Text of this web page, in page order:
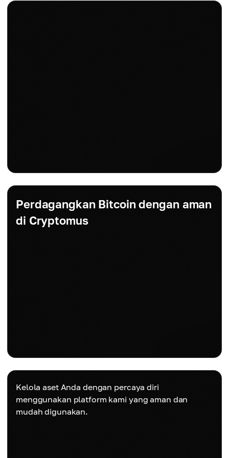
Perdagangkan Bitcoin dengan aman
di Cryptomus
Kelola aset Anda dengan percaya diri
menggunakan platform kami yang aman dan
mudah digunakan.